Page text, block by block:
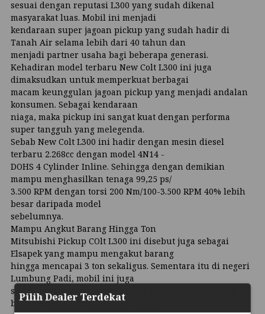
sesuai dengan reputasi L300 yang sudah dikenal
masyarakat luas. Mobil ini menjadi
kendaraan super jagoan pickup yang sudah hadir di
Tanah Air selama lebih dari 40 tahun dan
menjadi partner usaha bagi beberapa generasi.
Kehadiran model terbaru New Colt L300 ini juga
dimaksudkan untuk memperkuat berbagai
macam keunggulan jagoan pickup yang menjadi andalan
konsumen. Sebagai kendaraan
niaga, maka pickup ini sangat kuat dengan performa
super tangguh yang melegenda.
Sebab New Colt L300 ini hadir dengan mesin diesel
terbaru 2.268cc dengan model 4N14 -
DOHS 4 Cylinder Inline. Sehingga dengan demikian
mampu menghasilkan tenaga 99,25 ps/
3.500 RPM dengan torsi 200 Nm/100-3.500 RPM 40% lebih
besar daripada model
sebelumnya.
Mampu Angkut Barang Hingga Ton
Mitsubishi Pickup COlt L300 ini disebut juga sebagai
Elsapek yang mampu mengakut barang
hingga mencapai 3 ton sekaligus. Sementara itu di negeri
Lumbung Padi, mobil ini juga
sudah bersertifikat standar Euro dengan mesin diesel
berkode 4N14 2.2L 4-silinder segaris 16
Pilih Dealer Terdekat